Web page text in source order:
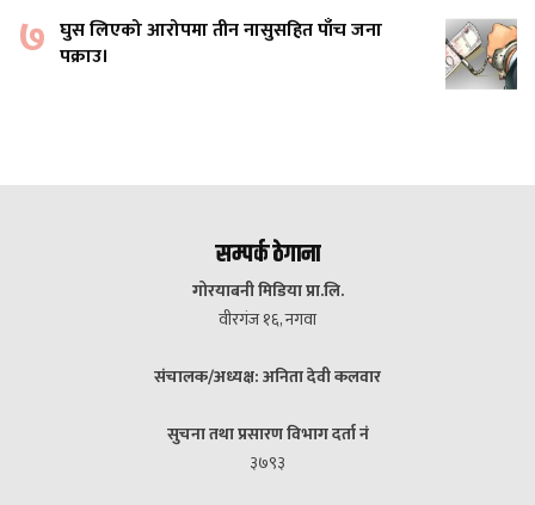
७ घुस लिएको आरोपमा तीन नासुसहित पाँच जना
पक्राउ।
सम्पर्क ठेगाना
गोरयाबनी मिडिया प्रा.लि.
वीरगंज १६, नगवा
संचालक/अध्यक्ष: अनिता देवी कलवार
सुचना तथा प्रसारण विभाग दर्ता नं
३७९३